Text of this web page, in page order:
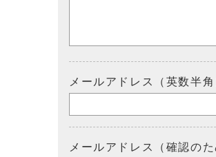
メールアドレス（英数半角
メールアドレス（確認の